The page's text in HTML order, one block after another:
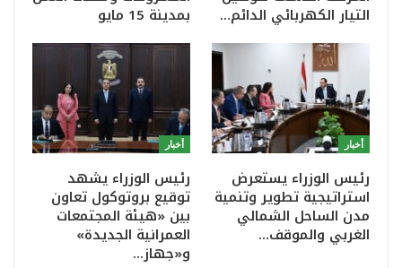
التيار الكهربائي الدائم… بمدينة 15 مايو
أخبار
رئيس الوزراء يستعرض
استراتيجية تطوير وتنمية
مدن الساحل الشمالي
الغربي والموقف…
أخبار
رئيس الوزراء يشهد
توقيع بروتوكول تعاون
بين «هيئة المجتمعات
العمرانية الجديدة»
و«جهاز…